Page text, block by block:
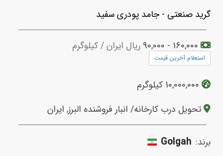
پولی
شیمیکو
شیمیکو؟
ویژه
سوالات
متداول
گرید صنعتی - جامد پودری سفید
160,000 - 90,000 ریال ایران / کیلوگرم
استعلام آخرین قیمت
10,000,000 کیلوگرم
تحویل درب کارخانه/ انبار فروشنده البرز, ایران
برند: Golgah